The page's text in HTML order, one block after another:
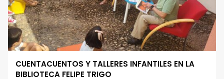
CUENTACUENTOS Y TALLERES INFANTILES EN LA
BIBLIOTECA FELIPE TRIGO